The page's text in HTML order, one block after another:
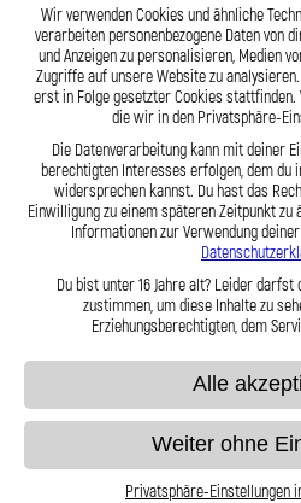
Stahlflex
Stahlflex
Robust &
langlebig
Stahlflex-Kit – jede Leitung wird
gefertigt. Mit den Stahlflex-
Kfz-Leitungen GmbH entscheiden Sie
höchste Sicherheit und ein Produkt,
überzeugt.Hier zu unserem
Wir verwenden Cookies und ähnliche
verarbeiten personenbezogene Daten von
und Anzeigen zu personalisieren, Medien
Zugriffe auf unsere Website zu
erst in Folge gesetzter Cookies
die wir in den Privatsphäre-
Die Datenverarbeitung kann mit deiner
berechtigten Interesses erfolgen, dem du
widersprechen kannst. Du hast das
Einwilligung zu einem späteren Zeitpunkt
Informationen zur Verwendung
Du bist unter 16 Jahre alt? Leider
zustimmen, um diese Inhalte zu
Erziehungsberechtigten, dem
Alle
Weiter ohne
Privatsphäre-Einstellungen